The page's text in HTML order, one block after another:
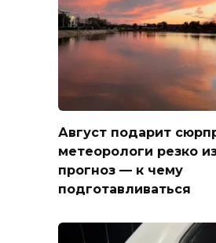
Август подарит
метеорологи резко
прогноз — к чему
подготавливаться